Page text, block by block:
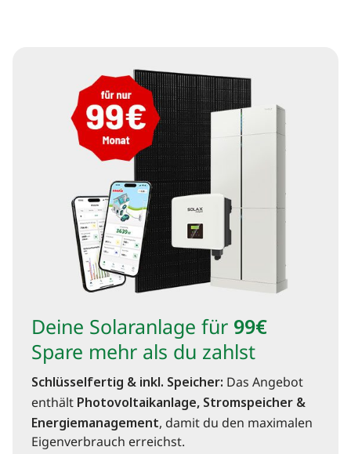
Deine Solaranlage für 99€
Spare mehr als du zahlst
Schlüsselfertig & inkl. Speicher: Das Angebot
enthält Photovoltaikanlage, Stromspeicher &
Energiemanagement, damit du den maximalen
Eigenverbrauch erreichst.